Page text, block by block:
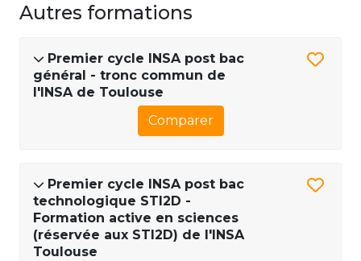
Autres formations
Premier cycle INSA post bac
général - tronc commun de
l'INSA de Toulouse
Comparer
Premier cycle INSA post bac
technologique STI2D -
Formation active en sciences
(réservée aux STI2D) de l'INSA
Toulouse